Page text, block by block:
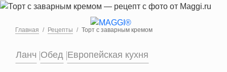
Перейти к основному содержанию
Главная Рецепты Торт с заварным кремом
Ланч Обед Европейская кухня